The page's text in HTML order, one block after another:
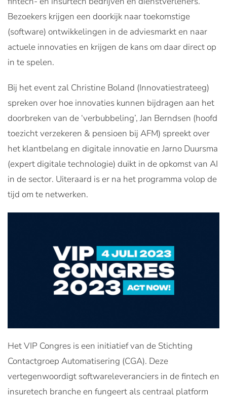
Bezoekers krijgen een doorkijk naar toekomstige
(software) ontwikkelingen in de adviesmarkt en naar
actuele innovaties en krijgen de kans om daar direct op
in te spelen.
Bij het event zal Christine Boland (Innovatiestrateeg)
spreken over hoe innovaties kunnen bijdragen aan het
doorbreken van de ‘verbubbeling’, Jan Berndsen (hoofd
toezicht verzekeren & pensioen bij AFM) spreekt over
het klantbelang en digitale innovatie en Jarno Duursma
(expert digitale technologie) duikt in de opkomst van AI
in de sector. Uiteraard is er na het programma volop de
tijd om te netwerken.
Het VIP Congres is een initiatief van de Stichting
Contactgroep Automatisering (CGA). Deze
vertegenwoordigt softwareleveranciers in de fintech en
insuretech branche en fungeert als centraal platform